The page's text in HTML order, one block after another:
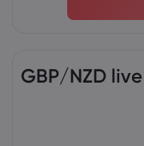
GBP/NZD